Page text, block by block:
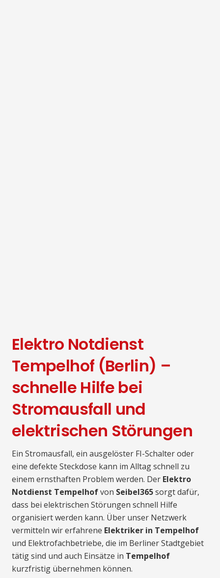
Elektro Notdienst
Tempelhof (Berlin) –
schnelle Hilfe bei
Stromausfall und
elektrischen Störungen
Ein Stromausfall, ein ausgelöster FI-Schalter oder
eine defekte Steckdose kann im Alltag schnell zu
einem ernsthaften Problem werden. Der Elektro
Notdienst Tempelhofvon Seibel365sorgt dafür,
dass bei elektrischen Störungen schnell Hilfe
organisiert werden kann. Über unser Netzwerk
vermitteln wir erfahrene Elektriker in Tempelhof
und Elektrofachbetriebe, die im Berliner Stadtgebiet
tätig sind und auch Einsätze in Tempelhof
kurzfristig übernehmen können.